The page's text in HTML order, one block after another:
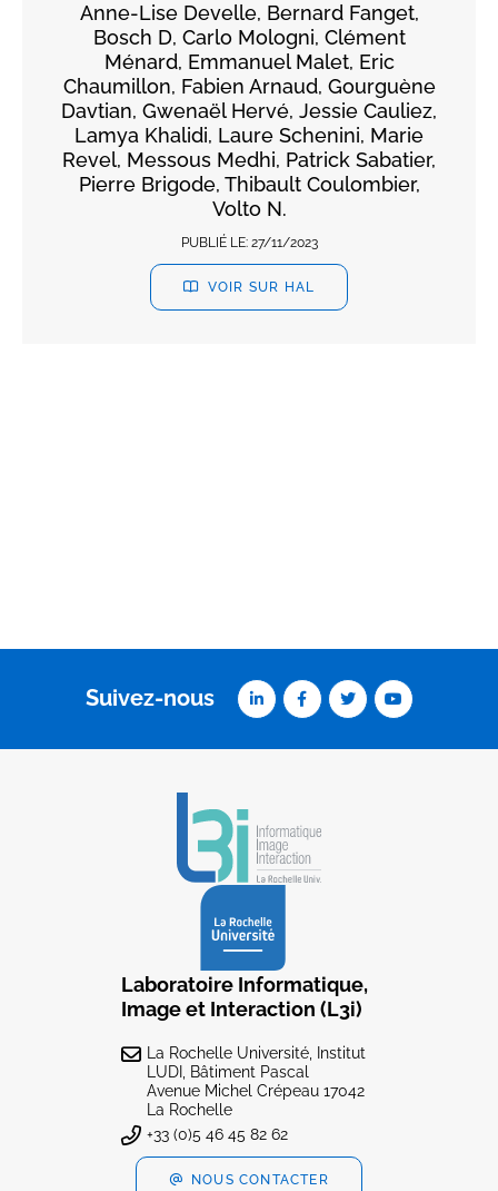
Anne-Lise Develle, Bernard Fanget,
Bosch D, Carlo Mologni, Clément
Ménard, Emmanuel Malet, Eric
Chaumillon, Fabien Arnaud, Gourguène
Davtian, Gwenaël Hervé, Jessie Cauliez,
Lamya Khalidi, Laure Schenini, Marie
Revel, Messous Medhi, Patrick Sabatier,
Pierre Brigode, Thibault Coulombier,
Volto N.
PUBLIÉ LE: 27/11/2023
VOIR SUR HAL
Suivez-nous
Laboratoire Informatique,
Image et Interaction (L3i)
La Rochelle Université, Institut
LUDI, Bâtiment Pascal
Avenue Michel Crépeau 17042
La Rochelle
+33 (0)5 46 45 82 62
NOUS CONTACTER